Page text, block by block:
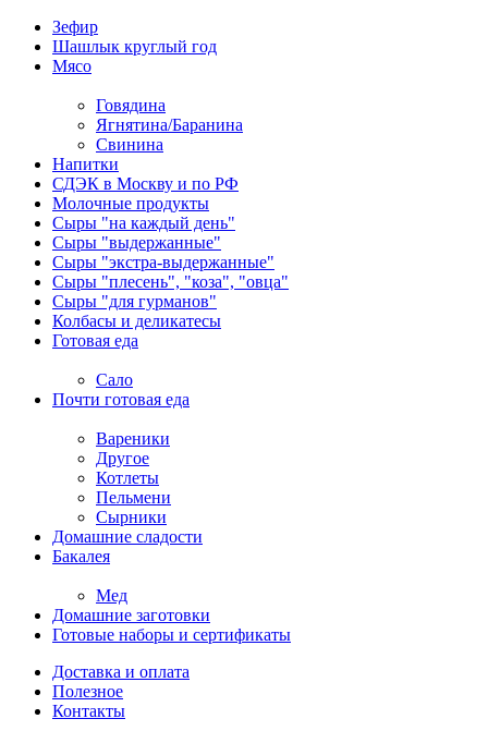
Зефир
Шашлык круглый год
Мясо
Говядина
Ягнятина/Баранина
Свинина
Напитки
СДЭК в Москву и по РФ
Молочные продукты
Сыры "на каждый день"
Сыры "выдержанные"
Сыры "экстра-выдержанные"
Сыры "плесень", "коза", "овца"
Сыры "для гурманов"
Колбасы и деликатесы
Готовая еда
Сало
Почти готовая еда
Вареники
Другое
Котлеты
Пельмени
Сырники
Домашние сладости
Бакалея
Мед
Домашние заготовки
Готовые наборы и сертификаты
Доставка и оплата
Полезное
Контакты